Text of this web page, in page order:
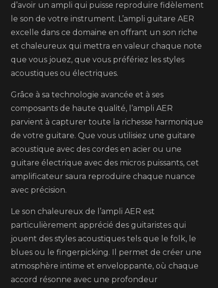
d’avoir un ampli qui puisse reproduire fidèlement
le son de votre instrument. L’ampli guitare AER
excelle dans ce domaine en offrant un son riche
et chaleureux qui mettra en valeur chaque note
que vous jouez, que vous préfériez les styles
acoustiques ou électriques.
Grâce à sa technologie avancée et à ses
composants de haute qualité, l’ampli AER
parvient à capturer toute la richesse harmonique
de votre guitare. Que vous utilisiez une guitare
acoustique avec des cordes en acier ou une
guitare électrique avec des micros puissants, cet
amplificateur saura reproduire chaque nuance
avec précision.
Le son chaleureux de l’ampli AER est
particulièrement apprécié des guitaristes qui
jouent des styles acoustiques tels que le folk, le
blues ou le fingerpicking. Il permet de créer une
atmosphère intime et enveloppante, où chaque
accord résonne avec une profondeur